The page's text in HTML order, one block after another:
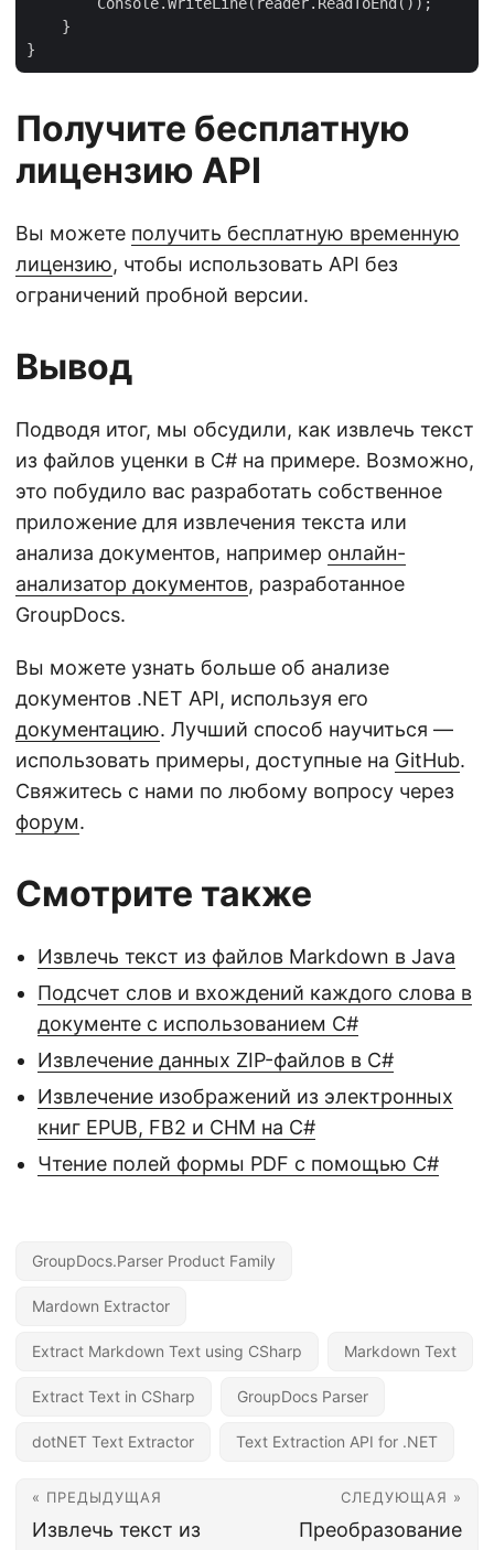
    }
Получите бесплатную
лицензию API
Вы можете получить бесплатную временную
лицензию, чтобы использовать API без
ограничений пробной версии.
Вывод
Подводя итог, мы обсудили, как извлечь текст
из файлов уценки в C# на примере. Возможно,
это побудило вас разработать собственное
приложение для извлечения текста или
анализа документов, например онлайн-
анализатор документов, разработанное
GroupDocs.
Вы можете узнать больше об анализе
документов .NET API, используя его
документацию. Лучший способ научиться —
использовать примеры, доступные на GitHub.
Свяжитесь с нами по любому вопросу через
форум.
Смотрите также
Извлечь текст из файлов Markdown в Java
Подсчет слов и вхождений каждого слова в
документе с использованием С#
Извлечение данных ZIP-файлов в C#
Извлечение изображений из электронных
книг EPUB, FB2 и CHM на C#
Чтение полей формы PDF с помощью С#
GroupDocs.Parser Product Family
Mardown Extractor
Extract Markdown Text using CSharp Markdown Text
Extract Text in CSharp GroupDocs Parser
dotNET Text Extractor Text Extraction API for .NET
« ПРЕДЫДУЩАЯ
Извлечь текст из
СЛЕДУЮЩАЯ »
Преобразование